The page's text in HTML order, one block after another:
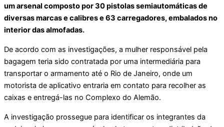
um arsenal composto por 30 pistolas semiautomáticas de
diversas marcas e calibres e 63 carregadores, embalados no
interior das almofadas.
De acordo com as investigações, a mulher responsável pela
bagagem teria sido contratada por uma intermediária para
transportar o armamento até o Rio de Janeiro, onde um
motorista de aplicativo entraria em contato para recolher as
caixas e entregá-las no Complexo do Alemão.
A investigação prossegue para identificar os integrantes da